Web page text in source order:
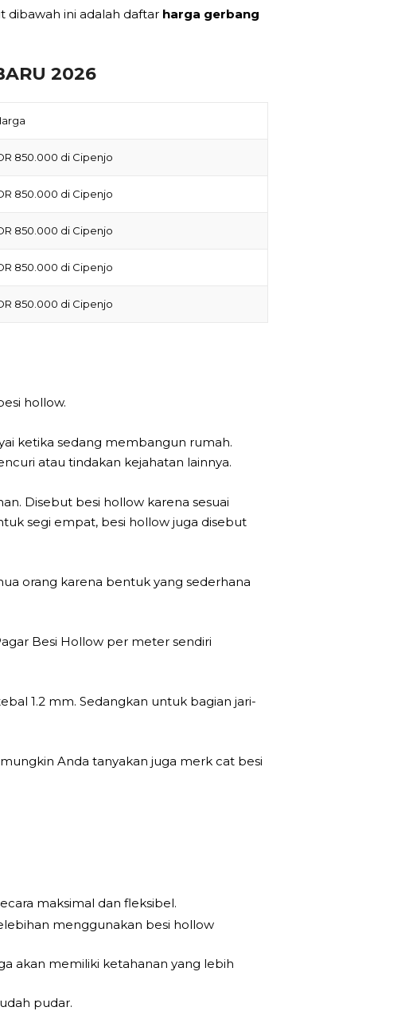
ini adalah daftar harga gerbang
2026
850.000 di Cipenjo
850.000 di Cipenjo
850.000 di Cipenjo
850.000 di Cipenjo
850.000 di Cipenjo
hollow.
ketika sedang membangun rumah.
atau tindakan kejahatan lainnya.
Disebut besi hollow karena sesuai
segi empat, besi hollow juga disebut
orang karena bentuk yang sederhana
Besi Hollow per meter sendiri
1.2 mm. Sedangkan untuk bagian jari-
Anda tanyakan juga merk cat besi
maksimal dan fleksibel.
menggunakan besi hollow
akan memiliki ketahanan yang lebih
pudar.